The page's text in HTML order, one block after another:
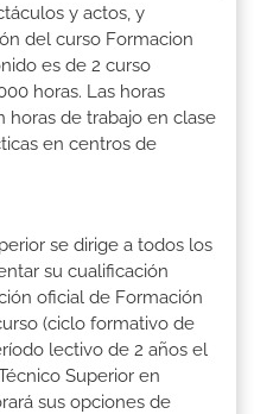
y actos, y
del curso Formacion
es de 2 curso
horas. Las horas
de trabajo en clase
en centros de
se dirige a todos los
su cualificación
oficial de Formación
(ciclo formativo de
lectivo de 2 años el
Superior en
sus opciones de